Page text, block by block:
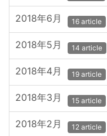
2018年6月 16 article
2018年5月 14 article
2018年4月 19 article
2018年3月 15 article
2018年2月 12 article